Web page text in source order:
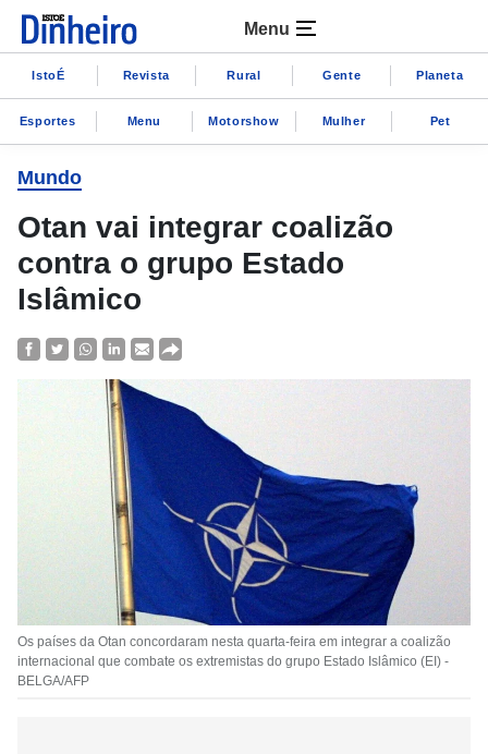
Menu
IstoÉ Revista Rural Gente Planeta
Esportes Menu Motorshow Mulher Pet
Mundo
Otan vai integrar coalizão
contra o grupo Estado
Islâmico
Os países da Otan concordaram nesta quarta-feira em integrar a coalizão
internacional que combate os extremistas do grupo Estado Islâmico (EI) -
BELGA/AFP